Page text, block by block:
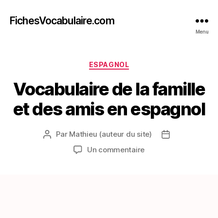
FichesVocabulaire.com
Menu
Catégories
ESPAGNOL
Vocabulaire de la famille
et des amis en espagnol
Auteur
Par Mathieu (auteur du site)
Date
Un commentairesur